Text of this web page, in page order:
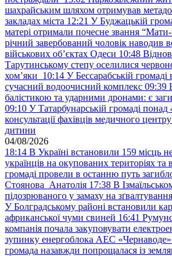
шахрайським шляхом отримував
закладах міста 12:21 У Буджацькій
матері отримали почесне звання “Мати-
річний завербований чоловік наводив
військових обʼєктах Одеси 10:48
Тарутинському степу оселилися
хом’яки 10:14 У Бессарабській громаді
сучасний водоочисний комплекс 09:39
балістикою та ударними дронами: є
09:10 У Татарбунарській громаді
консультації фахівців медичного центру
дитини
04/08/2026
18:14 В Україні встановили 159 місць
українців на окупованих територіях та
громаді провели в останню путь
Стоянова Анатолія 17:38 В
підозрюваного у замаху на
У Болградському районі встановили
африканської чуми свиней 16:41
компанія почала закуповувати
зупинку енергоблока АЕС «Чернаводе»
громада назавжди попрощалася із